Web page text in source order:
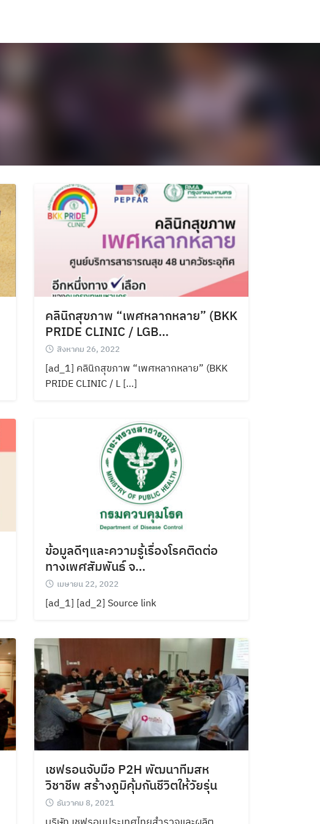
คลินิกสุขภาพ “เพศหลากหลาย” (BKK
PRIDE CLINIC / LGB…
สิงหาคม 26, 2022
[ad_1] คลินิกสุขภาพ “เพศหลากหลาย” (BKK
PRIDE CLINIC / L […]
ข้อมูลดีๆและความรู้เรื่องโรคติดต่อ
ทางเพศสัมพันธ์ จ…
เมษายน 22, 2022
[ad_1] [ad_2] Source link
เชฟรอนจับมือ P2H พัฒนาทีมสห
วิชาชีพ สร้างภูมิคุ้มกันชีวิตให้วัยรุ่น
ธันวาคม 8, 2021